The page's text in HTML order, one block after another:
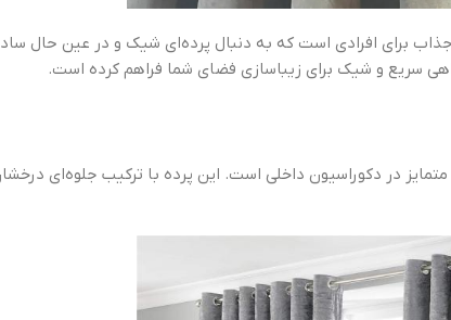
جذاب برای افرادی است که به دنبال پرده‌ای شیک و در عین حال
سریع و شیک برای زیباسازی فضای شما فراهم کرده است.
در دکوراسیون داخلی است. این پرده با ترکیب جلوه‌ای